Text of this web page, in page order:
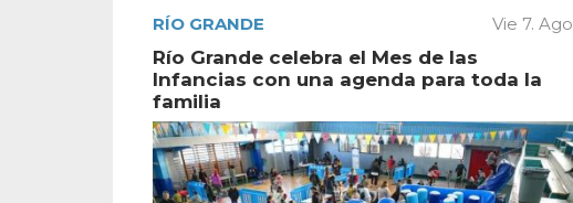
RÍO GRANDE Vie 7. Ago
Río Grande celebra el Mes de las
Infancias con una agenda para toda la
familia